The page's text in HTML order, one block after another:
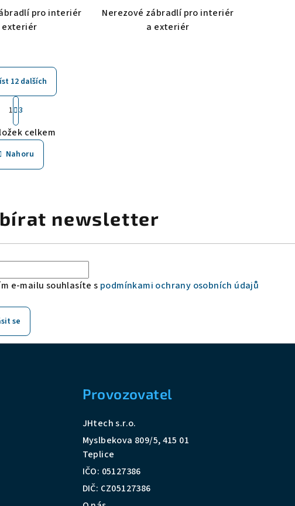
pro interiér
exteriér
Nerezové zábradlí pro interiér
a exteriér
O
v
l
á
a
c
í
v
k
y
v
12 dalších
S
t
r
á
n
k
á
n
1 3
celkem
Nahoru
newsletter
e-mailu souhlasíte s podmínkami ochrany osobních údajů
se
Provozovatel
JHtech s.r.o.
Myslbekova 809/5, 415 01
Teplice
IČO: 05127386
DIČ: CZ05127386